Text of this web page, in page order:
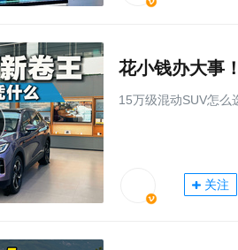
花小钱办大事
15万级混动SUV怎么
关注